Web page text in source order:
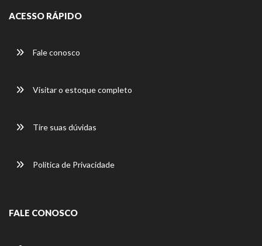
ACESSO RÁPIDO
Fale conosco
Visitar o estoque completo
Tire suas dúvidas
Política de Privacidade
FALE CONOSCO